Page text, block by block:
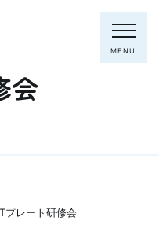
MENU
会
プレート研修会